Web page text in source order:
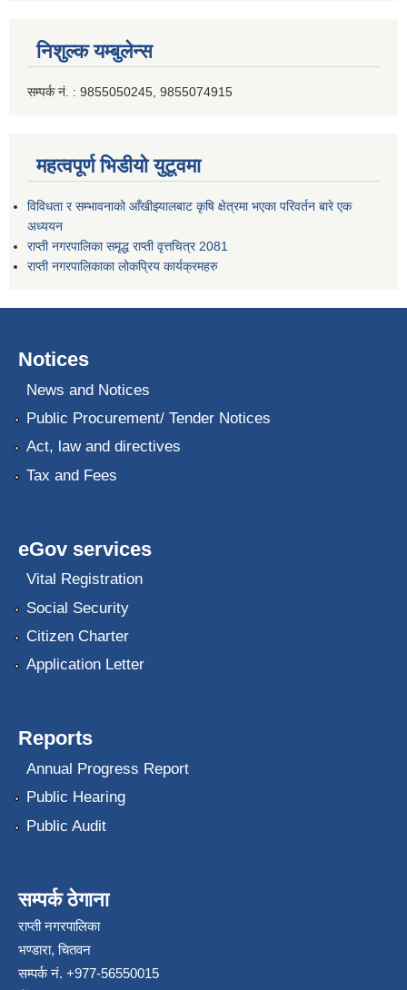
निशुल्क यम्बुलेन्स
सम्पर्क नं. : 9855050245, 9855074915
महत्वपूर्ण भिडीयो युटूवमा
विविधता र सम्भावनाको आँखीझ्यालबाट कृषि क्षेत्रमा भएका परिवर्तन बारे एक
अध्ययन
राप्ती नगरपालिका समृद्ध राप्ती वृत्तचित्र 2081
राप्ती नगरपालिकाका लोकप्रिय कार्यक्रमहरु
Notices
News and Notices
Public Procurement/ Tender Notices
Act, law and directives
Tax and Fees
eGov services
Vital Registration
Social Security
Citizen Charter
Application Letter
Reports
Annual Progress Report
Public Hearing
Public Audit
सम्पर्क ठेगाना
राप्ती नगरपालिका
भण्डारा, चितवन
सम्पर्क नं. +977-56550015